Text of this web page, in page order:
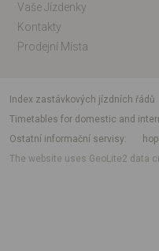
Vaše Jízdenky
Kontakty
Prodejní Místa
index zastávkových jízdních řádů
Timetables for domestic and
Ostatní informační servisy
The website uses GeoLite2 data